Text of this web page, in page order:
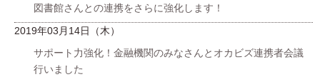
図書館さんとの連携をさらに強化します！
2019年03月14日（木）
サポート力強化！金融機関のみなさんとオカビズ連携者会議
行いました